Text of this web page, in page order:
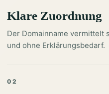
Klare Zuordnung
Der Domainname vermittelt
und ohne Erklärungsbedarf.
02